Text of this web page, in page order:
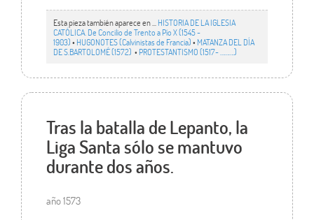
Esta pieza también aparece en ... HISTORIA DE LA IGLESIA
CATÓLICA. De Concilio de Trento a Pío X (1545 -
1903)• HUGONOTES (Calvinistas de Francia)• MATANZA DEL DÍA
DE S.BARTOLOMÉ (1572) • PROTESTANTISMO (1517- ……….)
Tras la batalla de Lepanto, la
Liga Santa sólo se mantuvo
durante dos años.
año 1573